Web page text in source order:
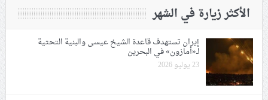
الأكثر زيارة في الشهر
إيران تستهدف قاعدة الشيخ عيسى والبنية التحتية
لـ«أمازون» في البحرين
23 يوليو 2026